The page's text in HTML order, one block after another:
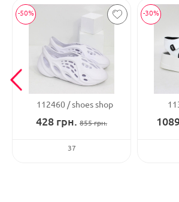
-50%
112460 shoes shop
428 грн. 855грн.
37
-30%